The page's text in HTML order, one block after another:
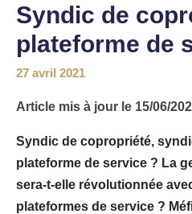
Syndic de
plateforme de
27 avril 2021
Article mis à jour le 15/06/
Syndic de copropriété,
plateforme de service ? La
sera-t-elle révolutionnée
plateformes de service ?